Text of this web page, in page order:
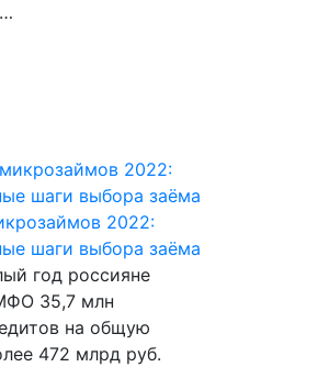
2022:
шаги выбора заёма
год россияне
35,7 млн
на общую
472 млрд руб.